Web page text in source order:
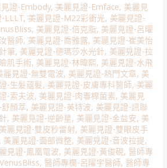
證-Embody, 美麗見證-Emface, 美麗見
LLLT, 美麗見證-M22彩衝光, 美麗見證-
, 美麗見證-倍克脂, 美麗見證-呂曜
醫師, 美麗見證-喬雅露, 美麗見證-崔美怡
筆, 美麗見證-德瑪莎水光針, 美麗見證-拉
肌手術, 美麗見證-林暐熙, 美麗見證-水飛
麗見證-無雙電波, 美麗見證-熱門文章, 美
-生髮蘊髮, 美麗見證-皮膚專科醫師, 美麗
-索夫波, 美麗見證-肉毒桿菌素, 美麗見
顏萃, 美麗見證-英特波, 美麗見證-訊聯
, 美麗見證-逆齡星, 美麗見證-金益安, 美
美麗見證-雙皮秒雷射, 美麗見證-雙眼皮手
, 美麗見證-面部微整, 美麗見證-音波拉提,
見證-鳳凰電波, 美麗見證-黃俊硯, 醫師專
, 醫師專欄-呂曜宇醫師, 醫師專